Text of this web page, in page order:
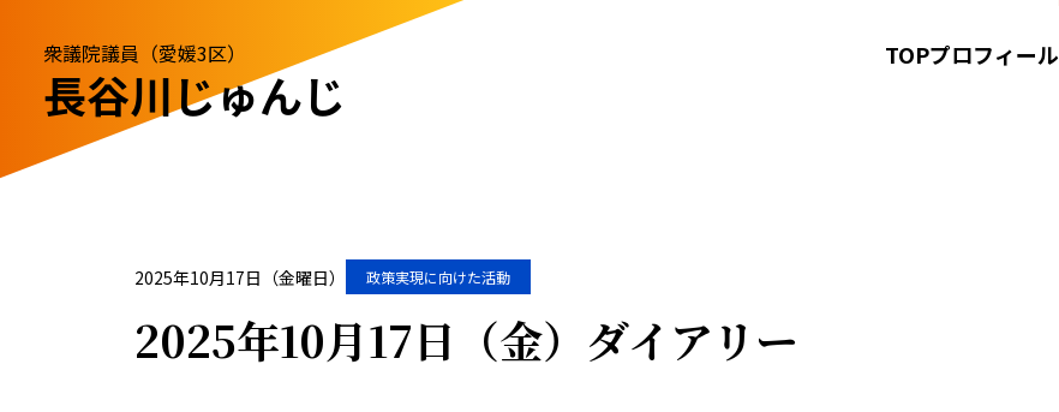
衆議院議員（愛媛3区）
長谷川じゅんじ
TOPプロフィール
2025年10月17日（金曜日） 政策実現に向けた活動
2025年10月17日（金）ダイアリー